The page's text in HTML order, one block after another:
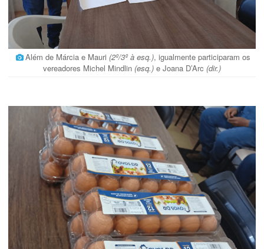
Além de Márcia e Mauri (2º/3º à esq.), igualmente participaram os
vereadores Michel Mindlin (esq.) e Joana D’Arc (dir.)